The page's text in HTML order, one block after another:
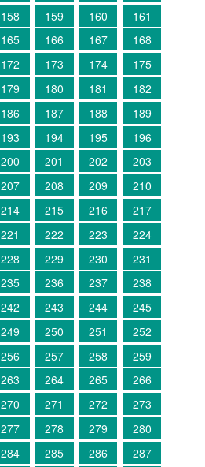
158 159 160
161
165 166 167
168
172 173 174
175
179 180 181
182
186 187 188
189
193 194 195
196
200 201 202
203
207 208 209
210
214 215 216
217
221 222 223
224
228 229 230
231
235 236 237
238
242 243 244
245
249 250 251
252
256 257 258
259
263 264 265
266
270 271 272
273
277 278 279
280
284 285 286
287